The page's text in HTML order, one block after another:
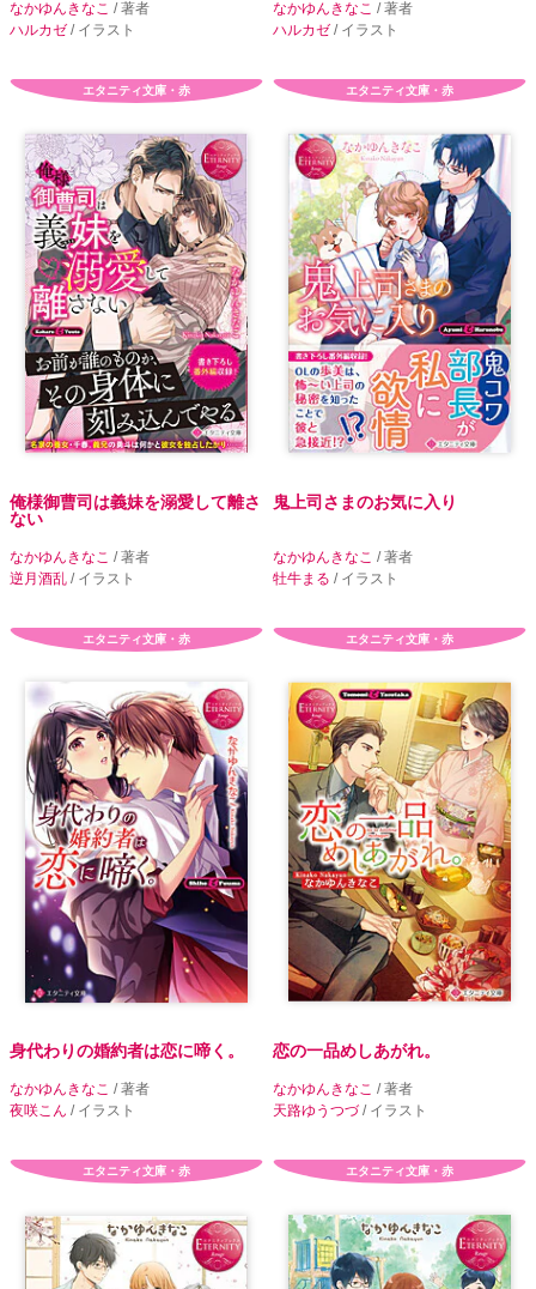
なかゆんきなこ / 著者
ハルカゼ / イラスト
なかゆんきなこ / 著者
ハルカゼ / イラスト
エタニティ文庫・赤
俺様御曹司は義妹を溺愛して離さ
ない
なかゆんきなこ / 著者
逆月酒乱 / イラスト
エタニティ文庫・赤
鬼上司さまのお気に入り
なかゆんきなこ / 著者
牡牛まる / イラスト
エタニティ文庫・赤
身代わりの婚約者は恋に啼く。
なかゆんきなこ / 著者
夜咲こん / イラスト
エタニティ文庫・赤
恋の一品めしあがれ。
なかゆんきなこ / 著者
天路ゆうつづ/ イラスト
エタニティ文庫・赤 エタニティ文庫・赤